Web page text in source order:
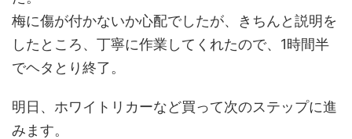
梅に傷が付かないか心配でしたが、きちんと説明を
したところ、丁寧に作業してくれたので、1時間半
でヘタとり終了。
明日、ホワイトリカーなど買って次のステップに進
みます。